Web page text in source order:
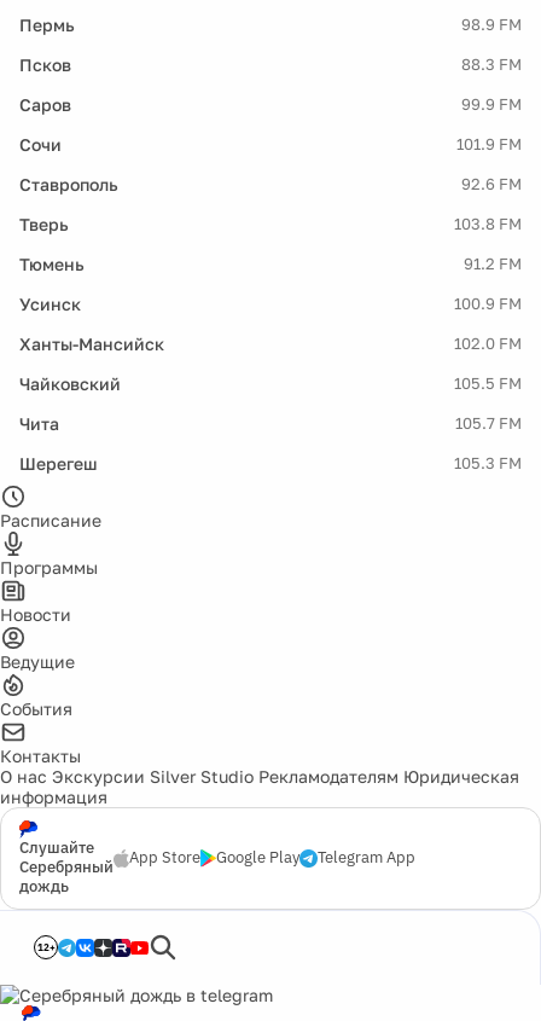
Пермь 98.9 FM
Псков 88.3 FM
Саров 99.9 FM
Сочи 101.9 FM
Ставрополь 92.6 FM
Тверь 103.8 FM
Тюмень 91.2 FM
Усинск 100.9 FM
Ханты-Мансийск 102.0 FM
Чайковский 105.5 FM
Чита 105.7 FM
Шерегеш 105.3 FM
Расписание
Программы
Новости
Ведущие
События
Контакты
О нас Экскурсии Silver Studio Рекламодателям Юридическая
информация
Слушайте
Серебряный
дождь
App Store Google Play Telegram App
12+